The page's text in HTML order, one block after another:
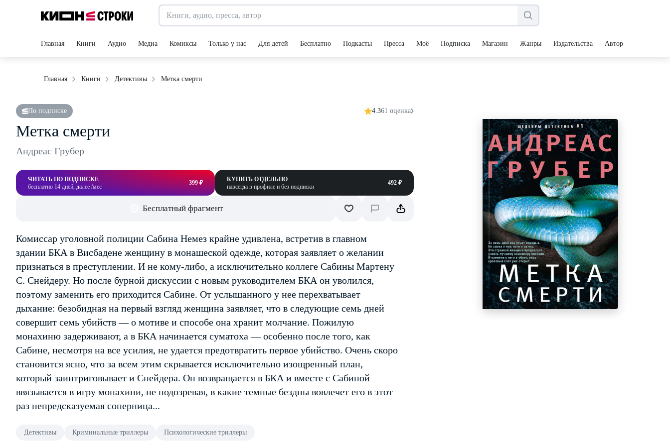
Главная Книги Аудио Медиа Комиксы Только у нас Для детей Бесплатно Подкасты Пресса Моё Подписка Магазин Жанры Издательства Авторы
Главная Книги Детективы Метка смерти
По подписке 4.361 оценка
Метка смерти
Андреас Грубер
ЧИТАТЬ ПО ПОДПИСКЕ
бесплатно 14 дней, далее /мес
399 ₽
КУПИТЬ ОТДЕЛЬНО
навсегда в профиле и без подписки
492 ₽
Бесплатный фрагмент
Комиссар уголовной полиции Сабина Немез крайне удивлена, встретив в главном
здании БКА в Висбадене женщину в монашеской одежде, которая заявляет о желании
признаться в преступлении. И не кому-либо, а исключительно коллеге Сабины Мартену
С. Снейдеру. Но после бурной дискуссии с новым руководителем БКА он уволился,
поэтому заменить его приходится Сабине. От услышанного у нее перехватывает
дыхание: безобидная на первый взгляд женщина заявляет, что в следующие семь дней
совершит семь убийств — о мотиве и способе она хранит молчание. Пожилую
монахиню задерживают, а в БКА начинается суматоха — особенно после того, как
Сабине, несмотря на все усилия, не удается предотвратить первое убийство. Очень скоро
становится ясно, что за всем этим скрывается исключительно изощренный план,
который заинтриговывает и Снейдера. Он возвращается в БКА и вместе с Сабиной
ввязывается в игру монахини, не подозревая, в какие темные бездны вовлечет его в этот
раз непредсказуемая соперница...
Детективы Криминальные триллеры Психологические триллеры